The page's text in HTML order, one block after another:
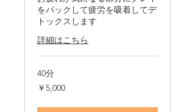
をパックして疲労を吸着してデ
トックスします
詳細はこちら
40分
5,000
円
￥5,000